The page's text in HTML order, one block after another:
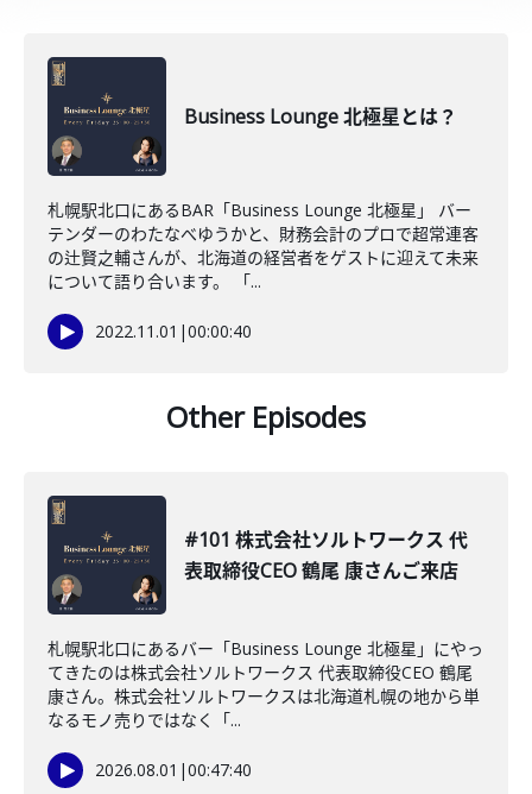
Business Lounge 北極星とは？
札幌駅北口にあるBAR「Business Lounge 北極星」 バー
テンダーのわたなべゆうかと、財務会計のプロで超常連客
の辻賢之輔さんが、北海道の経営者をゲストに迎えて未来
について語り合います。 「...
2022.11.01 |00:00:40
Other Episodes
#101 株式会社ソルトワークス 代
表取締役CEO 鶴尾 康さんご来店
札幌駅北口にあるバー「Business Lounge 北極星」にやっ
てきたのは株式会社ソルトワークス 代表取締役CEO 鶴尾
康さん。株式会社ソルトワークスは北海道札幌の地から単
なるモノ売りではなく「...
2026.08.01 |00:47:40